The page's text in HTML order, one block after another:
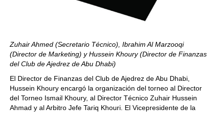
Zuhair Ahmed (Secretario Técnico), Ibrahim Al Marzooqi
(Director de Marketing) y Hussein Khoury (Director de Finanzas
del Club de Ajedrez de Abu Dhabi)
El Director de Finanzas del Club de Ajedrez de Abu Dhabi,
Hussein Khoury encargó la organización del torneo al Director
del Torneo Ismail Khoury, al Director Técnico Zuhair Hussein
Ahmad y al Arbitro Jefe Tariq Khouri. El Vicepresidente de la